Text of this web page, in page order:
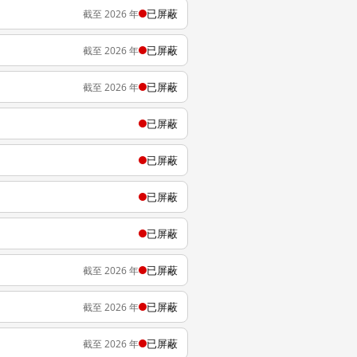
截至 2026 年 已屏蔽
截至 2026 年 已屏蔽
截至 2026 年 已屏蔽
已屏蔽
已屏蔽
已屏蔽
已屏蔽
截至 2026 年 已屏蔽
截至 2026 年 已屏蔽
截至 2026 年 已屏蔽